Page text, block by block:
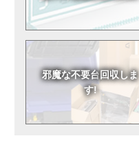
邪魔な不要台回収しま
す!